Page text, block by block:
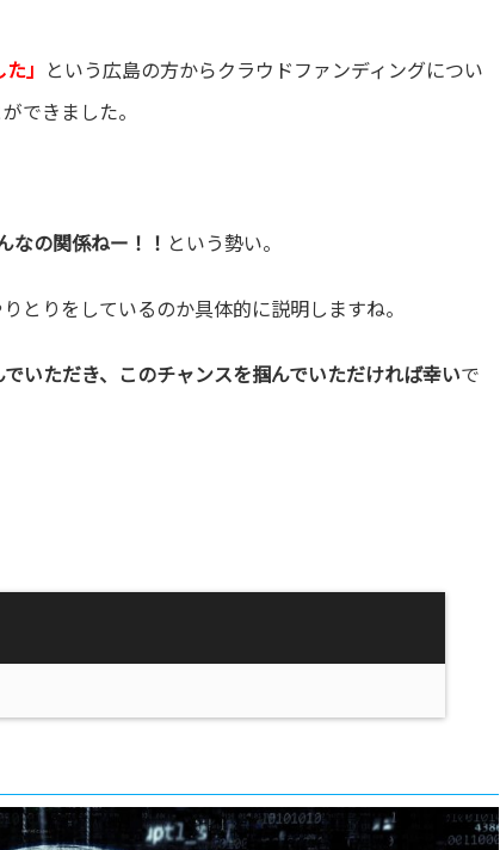
」
という広島の方からクラウドファンディングについ
できました。
の関係ねー！！ という勢い。
とりをしているのか具体的に説明しますね。
いただき、このチャンスを掴んでいただければ幸いで